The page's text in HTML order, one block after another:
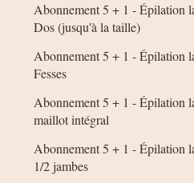
Abonnement 5 + 1 - Épilation
Dos (jusqu'à la taille)
Abonnement 5 + 1 - Épilation
Fesses
Abonnement 5 + 1 - Épilation
maillot intégral
Abonnement 5 + 1 - Épilation
1/2 jambes